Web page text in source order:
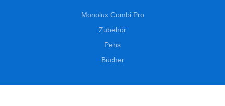
Monolux Combi Pro
Zubehör
Pens
Bücher